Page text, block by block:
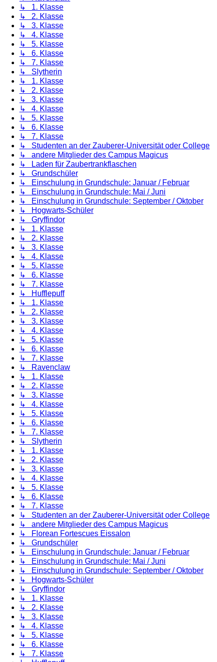
↳ 1. Klasse
↳ 2. Klasse
↳ 3. Klasse
↳ 4. Klasse
↳ 5. Klasse
↳ 6. Klasse
↳ 7. Klasse
↳ Slytherin
↳ 1. Klasse
↳ 2. Klasse
↳ 3. Klasse
↳ 4. Klasse
↳ 5. Klasse
↳ 6. Klasse
↳ 7. Klasse
↳ Studenten an der Zauberer-Universität oder College
↳ andere Mitglieder des Campus Magicus
↳ Laden für Zaubertrankflaschen
↳ Grundschüler
↳ Einschulung in Grundschule: Januar / Februar
↳ Einschulung in Grundschule: Mai / Juni
↳ Einschulung in Grundschule: September / Oktober
↳ Hogwarts-Schüler
↳ Gryffindor
↳ 1. Klasse
↳ 2. Klasse
↳ 3. Klasse
↳ 4. Klasse
↳ 5. Klasse
↳ 6. Klasse
↳ 7. Klasse
↳ Hufflepuff
↳ 1. Klasse
↳ 2. Klasse
↳ 3. Klasse
↳ 4. Klasse
↳ 5. Klasse
↳ 6. Klasse
↳ 7. Klasse
↳ Ravenclaw
↳ 1. Klasse
↳ 2. Klasse
↳ 3. Klasse
↳ 4. Klasse
↳ 5. Klasse
↳ 6. Klasse
↳ 7. Klasse
↳ Slytherin
↳ 1. Klasse
↳ 2. Klasse
↳ 3. Klasse
↳ 4. Klasse
↳ 5. Klasse
↳ 6. Klasse
↳ 7. Klasse
↳ Studenten an der Zauberer-Universität oder College
↳ andere Mitglieder des Campus Magicus
↳ Florean Fortescues Eissalon
↳ Grundschüler
↳ Einschulung in Grundschule: Januar / Februar
↳ Einschulung in Grundschule: Mai / Juni
↳ Einschulung in Grundschule: September / Oktober
↳ Hogwarts-Schüler
↳ Gryffindor
↳ 1. Klasse
↳ 2. Klasse
↳ 3. Klasse
↳ 4. Klasse
↳ 5. Klasse
↳ 6. Klasse
↳ 7. Klasse